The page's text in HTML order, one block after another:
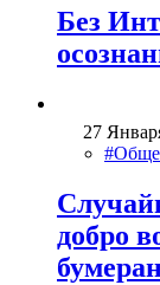
Без
27
добро